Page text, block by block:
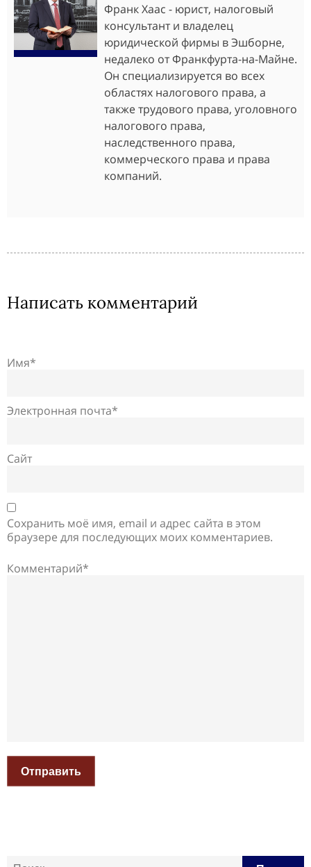
Франк Хаас - юрист, налоговый
консультант и владелец
юридической фирмы в Эшборне,
недалеко от Франкфурта-на-Майне.
Он специализируется во всех
областях налогового права, а
также трудового права, уголовного
налогового права,
наследственного права,
коммерческого права и права
компаний.
Написать комментарий
Имя*
Электронная почта*
Сайт
Сохранить моё имя, email и адрес сайта в этом
браузере для последующих моих комментариев.
Комментарий*
Отправить
Найти: